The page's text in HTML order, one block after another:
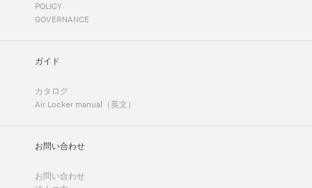
POLICY
GOVERNANCE
ガイド
カタログ
Air Locker manual（英文）
お問い合わせ
お問い合わせ